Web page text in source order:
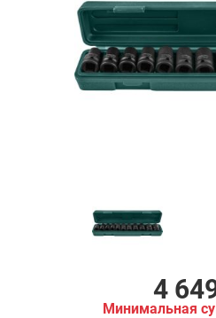
4
Минимальная
В кредит от 155 руб/